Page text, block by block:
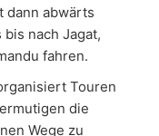
dann abwärts
nach Jagat,
fahren.
Touren
die
Wege zu